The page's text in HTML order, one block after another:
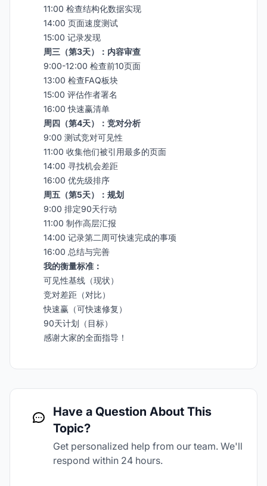
11:00 检查结构化数据实现
14:00 页面速度测试
15:00 记录发现
周三（第3天）：内容审查
9:00-12:00 检查前10页面
13:00 检查FAQ板块
15:00 评估作者署名
16:00 快速赢清单
周四（第4天）：竞对分析
9:00 测试竞对可见性
11:00 收集他们被引用最多的页面
14:00 寻找机会差距
16:00 优先级排序
周五（第5天）：规划
9:00 排定90天行动
11:00 制作高层汇报
14:00 记录第二周可快速完成的事项
16:00 总结与完善
我的衡量标准：
可见性基线（现状）
竞对差距（对比）
快速赢（可快速修复）
90天计划（目标）
感谢大家的全面指导！
Have a Question About This
Topic?
Get personalized help from our team. We'll
respond within 24 hours.